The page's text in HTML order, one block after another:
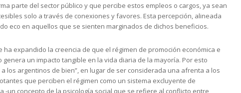
parte del sector público y que percibe estos empleos o cargos, ya sean
solo a través de conexiones y favores. Esta percepción, alineada
eco en aquellos que se sienten marginados de dichos beneficios.
ha expandido la creencia de que el régimen de promoción económica e
un impacto tangible en la vida diaria de la mayoría. Por esto
los argentinos de bien”, en lugar de ser considerada una afrenta a los
que perciben el régimen como un sistema excluyente de
-un concepto de la psicología social que se refiere al conflicto entre